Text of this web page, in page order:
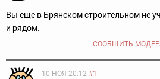
Вы еще в Брянском строительном не
и рядом.
СООБЩИТЬ
10 НОЯ 20:12 #1